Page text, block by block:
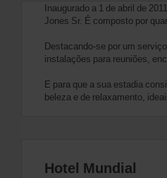
Inaugurado a 1 de abril de
Jones Sr. É composto por
Destacando-se por um
instalações para reuniões,
E para que a sua estadia
beleza e de relaxamento,
Hotel Mundial